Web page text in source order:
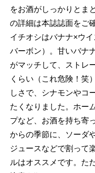
をお酒がしっかりとま
の詳細は本誌誌面をご
イチオシはバナナ×ウ
バーボン）。甘いバナ
がマッチして、ストレ
くらい（これ危険！笑
しさで、シナモンやコ
たくなりました。ホー
プなど、お酒を持ち寄
からの季節に、ソーダ
ジュースなどで割って
ルはオススメです。た